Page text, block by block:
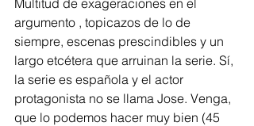
Multitud de exageraciones en el
argumento , topicazos de lo de
siempre, escenas prescindibles y un
largo etcétera que arruinan la serie. Sí,
la serie es española y el actor
protagonista no se llama Jose. Venga,
que lo podemos hacer muy bien (45